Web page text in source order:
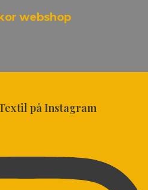
webshop
på Instagram